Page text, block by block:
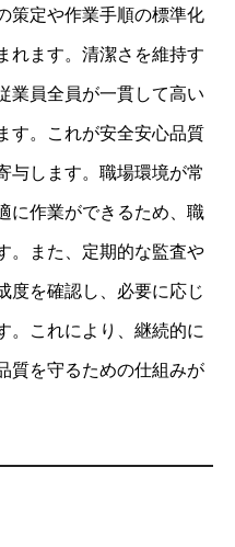
策定や作業手順の標準化
れます。清潔さを維持す
業員全員が一貫して高い
す。これが安全安心品質
与します。職場環境が常
に作業ができるため、職
。また、定期的な監査や
度を確認し、必要に応じ
。これにより、継続的に
質を守るための仕組みが